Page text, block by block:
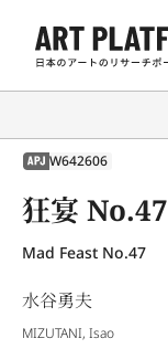
APJ W642606
狂宴 No.47
Mad Feast No.47
水谷勇夫
MIZUTANI, Isao